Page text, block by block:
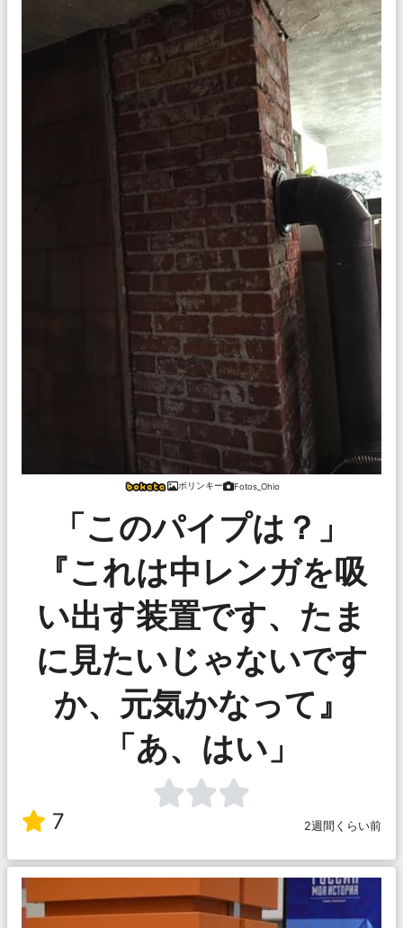
ポリンキー Fotos_Ohio
「このパイプは？」
『これは中レンガを吸
い出す装置です、たま
に見たいじゃないです
か、元気かなって』
「あ、はい」
7 2週間くらい前